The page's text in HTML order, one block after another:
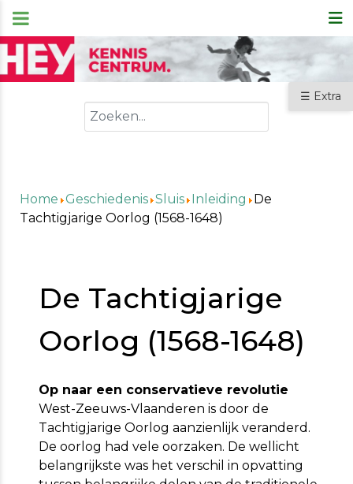
☰ Extra
Zoeken
Home Geschiedenis Sluis Inleiding
De
Tachtigjarige Oorlog (1568-1648)
De Tachtigjarige
Oorlog (1568-1648)
Op naar een conservatieve revolutie
West-Zeeuws-Vlaanderen is door de
Tachtigjarige Oorlog aanzienlijk veranderd.
De oorlog had vele oorzaken. De wellicht
belangrijkste was het verschil in opvatting